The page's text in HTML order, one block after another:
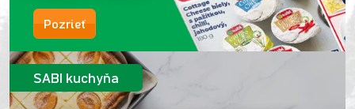
Pozrieť
SABI kuchyňa